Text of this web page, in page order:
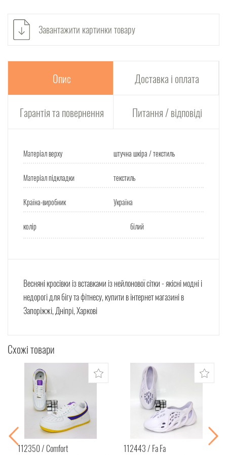
Завантажити картинки товару
Опис Доставка і оплата
Гарантія та повернення Питання / відповіді
Матеріал верху штучна шкіра / текстиль
Матеріал підкладки текстиль
Країна-виробник Україна
колір білий
Весняні кросівки із вставками із нейлонової сітки - якісні модні і
недорогі для бігу та фітнесу, купити в інтернет магазині в
Запоріжжі, Дніпрі, Харкові
Схожі товари
112350 Comfort
112443 Fa Fa